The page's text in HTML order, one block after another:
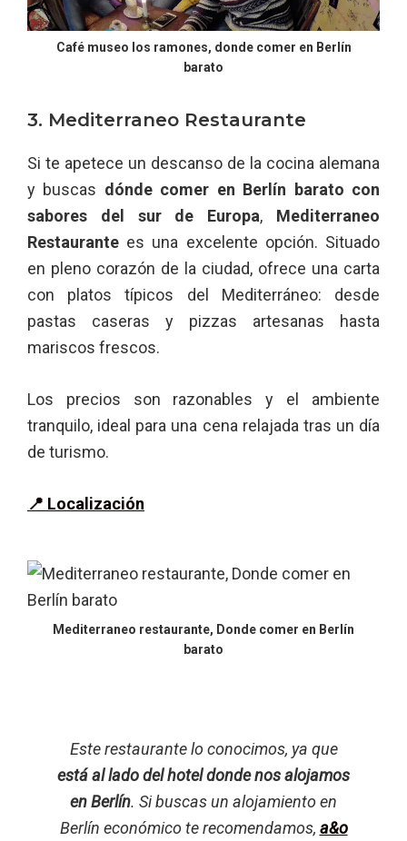
Café museo los ramones, donde comer en Berlín
barato
3. Mediterraneo Restaurante
Si te apetece un descanso de la cocina alemana
y buscas dónde comer en Berlín barato con
sabores del sur de Europa, Mediterraneo
Restaurante es una excelente opción. Situado
en pleno corazón de la ciudad, ofrece una carta
con platos típicos del Mediterráneo: desde
pastas caseras y pizzas artesanas hasta
mariscos frescos.
Los precios son razonables y el ambiente
tranquilo, ideal para una cena relajada tras un día
de turismo.
📍 Localización
Mediterraneo restaurante, Donde comer en Berlín
barato
Este restaurante lo conocimos, ya que
está al lado del hotel donde nos alojamos
en Berlín. Si buscas un alojamiento en
Berlín económico te recomendamos, a&o